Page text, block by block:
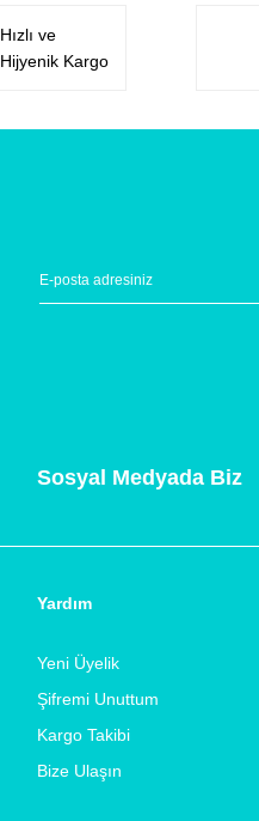
Hızlı ve
Hijyenik Kargo
Sosyal Medyada Biz
Yardım
Yeni Üyelik
Şifremi Unuttum
Kargo Takibi
Bize Ulaşın